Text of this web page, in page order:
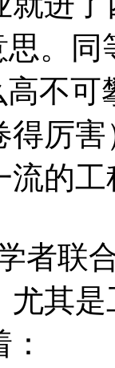
思。
不可
得厉
流的
者联
尤其